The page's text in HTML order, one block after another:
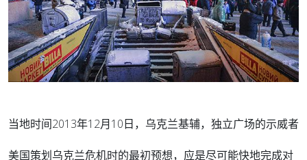
当地时间2013年12月10日，乌克兰基辅，独立广场的示威者
美国策划乌克兰危机时的最初预想，应是尽可能快地完成对